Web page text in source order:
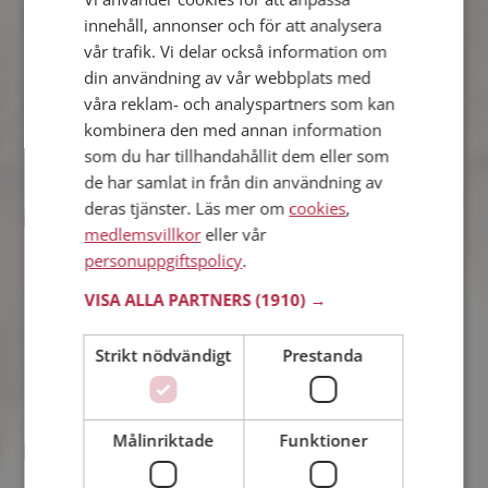
28 år från Tingsryd i Kronobergs län
Söker kvinna 20 - 33 år
Vad jobbar Petter med? Som medlem
på Mötesplatsen får du reda på alla
möjliga detaljer om alla singlarna.
Widde98
27 år från Tingsryd i Kronobergs län
Vad jobbar Widde98 med? Som
medlem på Mötesplatsen får du reda
på alla möjliga detaljer om alla
innehåll, annonser och för att analysera
vår trafik. Vi delar också information om
din användning av vår webbplats med
våra reklam- och analyspartners som kan
kombinera den med annan information
som du har tillhandahållit dem eller som
de har samlat in från din användning av
deras tjänster. Läs mer om cookies,
medlemsvillkoreller vår
personuppgiftspolicy.
VISA ALLA PARTNERS(1910) →
Strikt nödvändigt Prestanda
Målinriktade Funktioner